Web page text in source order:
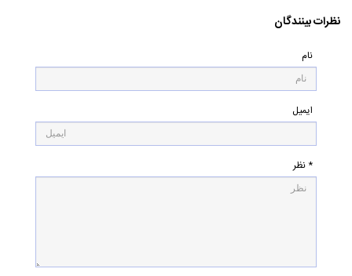
نظرات بینندگان
نام
ایمیل
* نظر